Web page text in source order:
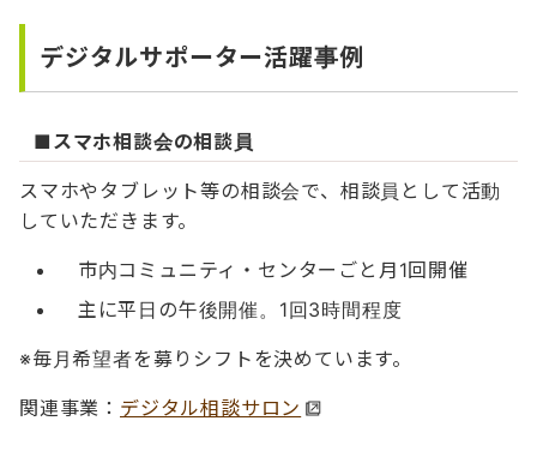
デジタルサポーター活躍事例
■スマホ相談会の相談員
スマホやタブレット等の相談会で、相談員として活動
していただきます。
市内コミュニティ・センターごと月1回開催
主に平日の午後開催。1回3時間程度
※毎月希望者を募りシフトを決めています。
関連事業： デジタル相談サロン